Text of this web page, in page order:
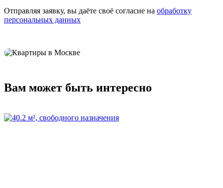
Отправляя заявку, вы даёте своё согласие на обработку
персональных данных
Вам может быть интересно